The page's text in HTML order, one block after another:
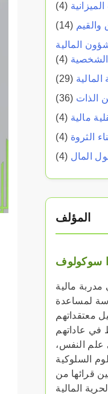
(4)
والقيم (14)
المالية
الشخصية (4)
المالية (29)
الذات (36)
مالية (4)
الثروة (4)
المال (4)
المؤلف
سوكولوف
مالية
لمساعدة
معتقداتهم
في عاداتهم
علم النفس،
السلوكية
قرائها من